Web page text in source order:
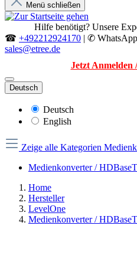
Menü schließen
Hilfe benötigt? Unsere
☎ +492212924170 | ✆
sales@etree.de
Jetzt Anmelden
Deutsch
Deutsch
English
Zeige alle Kategorien
Medienkonverter /
Home
Hersteller
LevelOne
Medienkonverter / HDBaseT